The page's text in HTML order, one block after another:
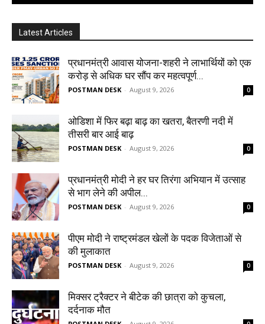
Latest Articles
प्रधानमंत्री आवास योजना-शहरी ने लाभार्थियों को एक
करोड़ से अधिक घर सौंप कर महत्वपूर्ण...
POSTMAN DESK - August 9, 2026 0
ओडिशा में फिर बढ़ा बाढ़ का खतरा, बैतरणी नदी में
तीसरी बार आई बाढ़
POSTMAN DESK - August 9, 2026 0
प्रधानमंत्री मोदी ने हर घर तिरंगा अभियान में उत्साह
से भाग लेने की अपील...
POSTMAN DESK - August 9, 2026 0
पीएम मोदी ने राष्ट्रमंडल खेलों के पदक विजेताओं से
की मुलाकात
POSTMAN DESK - August 9, 2026 0
मिक्सर ट्रैक्टर ने बीटेक की छात्रा को कुचला,
दर्दनाक मौत